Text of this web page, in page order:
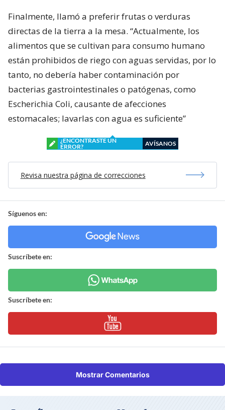
Finalmente, llamó a preferir frutas o verduras
directas de la tierra a la mesa. “Actualmente, los
alimentos que se cultivan para consumo humano
están prohibidos de riego con aguas servidas, por lo
tanto, no debería haber contaminación por
bacterias gastrointestinales o patógenas, como
Escherichia Coli, causante de afecciones
estomacales; lavarlas con agua es suficiente”
¿ENCONTRASTE UN
ERROR?
AVÍSANOS
Revisa nuestra página de correcciones
Síguenos en:
Suscríbete en:
Suscríbete en:
Mostrar Comentarios